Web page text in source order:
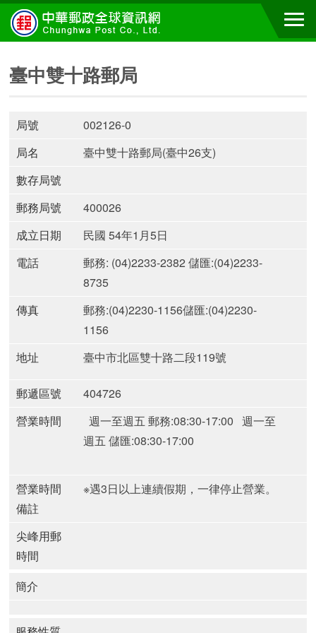
臺中雙十路郵局
局號
002126-0
局名
臺中雙十路郵局(臺中26支)
數存局號
郵務局號
400026
成立日期
民國 54年1月5日
電話
郵務: (04)2233-2382 儲匯:(04)2233-
8735
傳真
郵務:(04)2230-1156儲匯:(04)2230-
1156
地址
臺中市北區雙十路二段119號
郵遞區號
404726
營業時間
週一至週五 郵務:08:30-17:00 週一至
週五 儲匯:08:30-17:00
營業時間
備註
※遇3日以上連續假期，一律停止營業。
尖峰用郵
時間
簡介